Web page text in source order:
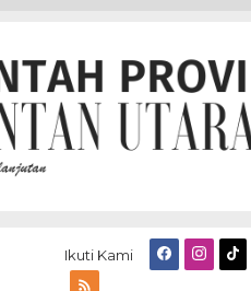
Ikuti Kami